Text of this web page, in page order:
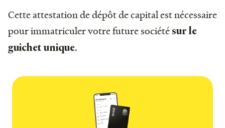
Cette attestation de dépôt de capital est nécessaire
pour immatriculer votre future sociétésur le
guichet unique.